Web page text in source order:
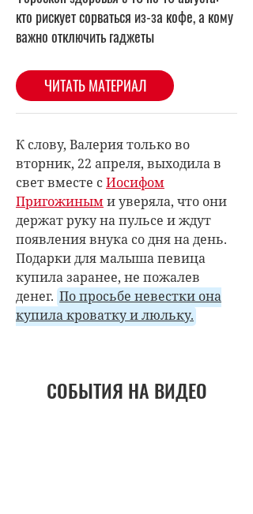
К слову, Валерия только во
вторник, 22 апреля, выходила в
свет вместе сИосифом
Пригожиными уверяла, что они
держат руку на пульсе и ждут
появления внука со дня на день.
Подарки для малыша певица
купила заранее, не пожалев
денег. По просьбе невестки она
купила кроватку и люльку.
СОБЫТИЯ НА ВИДЕО